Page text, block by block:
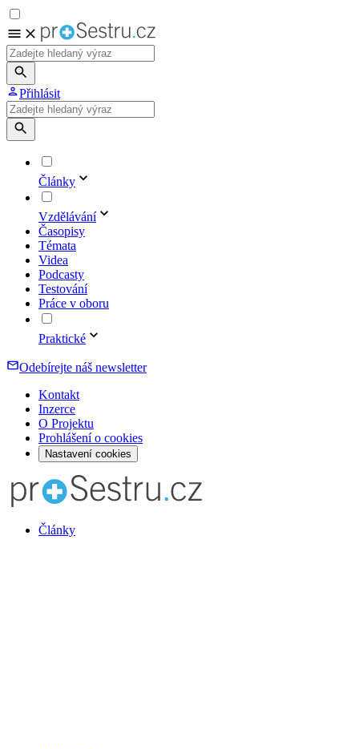
Přihlásit
Články
Vzdělávání
Časopisy
Témata
Videa
Podcasty
Testování
Práce v oboru
Praktické
Odebírejte náš newsletter
Kontakt
Inzerce
O Projektu
Prohlášení o cookies
Nastavení cookies
Články